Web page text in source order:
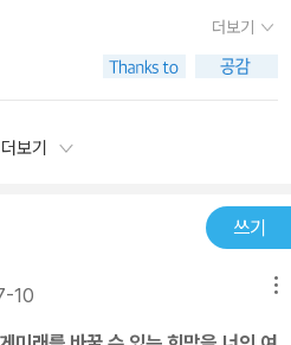
러들었으니, 어른들에게서 얻어지는
맞지 뭣도 모르던 고작 6살짜리 아
하며 살아있다는 것에 무거운 마음
지훈이 그랬던 것처럼. 그때였다.'괜
들 속에서도 죽은자는 말이 없다 하
또 그 유족들은 덕분에 살게된 아이
고, 영영 서로의 눈에 띄지 않았으
새끼 대신 살아가는거면 잘 살아야
중요하지만, 읽는 동안 계속 마음에
였다.자세히 쓰고 싶지만, 어디까
에도 항상 하고 있다고 말하고 싶다!
나 하고 인터넷 서점에 올라온 책 소
야기가 조금 담겨 있던데(그 부분을
소설 믿고 좋아하는 분이라면 굳
을 넘겨줬으면 좋겠다!!-창비 가제
와, 현재 자신들이 바로 그 아이들
의 여정이 교차합니다. 이들은 과
을로 떠나고, 수빈을 추모하며 자신
니다. 이러한 이야기는 독자들로 하
다.이 책은 단순히 과거의 비밀을 밝
장을 담고 있습니다. 은호와 도희는
를 파헤치는 과정에서 수빈의 희생
삶을 더 소중하게 여기게 됩니다.
통해 그가 어떤 사람이었는지, 그의
더보기
보기
쓰기
10